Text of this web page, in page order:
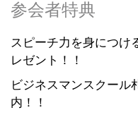
参会者特典
スピーチ力を身につけ
レゼント！！
ビジネスマンスクー
内！！